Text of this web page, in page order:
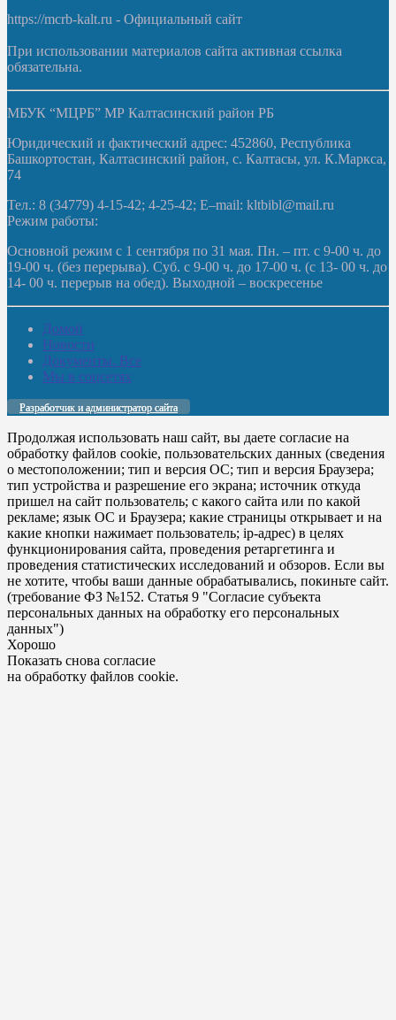
https://mcrb-kalt.ru - Официальный сайт
При использовании материалов сайта активная ссылка
обязательна.
МБУК “МЦРБ” МР Калтасинский район РБ
Юридический и фактический адрес: 452860, Республика
Башкортостан, Калтасинский район, с. Калтасы, ул. К.Маркса,
74
Тел.: 8 (34779) 4-15-42; 4-25-42; E–mail: kltbibl@mail.ru
Режим работы:
Основной режим с 1 сентября по 31 мая. Пн. – пт. с 9-00 ч. до
19-00 ч. (без перерыва). Суб. с 9-00 ч. до 17-00 ч. (с 13- 00 ч. до
14- 00 ч. перерыв на обед). Выходной – воскресенье
Домой
Новости
Документы. Все
Мы в соцсетях
Разработчик и администратор сайта
Продолжая использовать наш сайт, вы даете согласие на
обработку файлов cookie, пользовательских данных (сведения
о местоположении; тип и версия ОС; тип и версия Браузера;
тип устройства и разрешение его экрана; источник откуда
пришел на сайт пользователь; с какого сайта или по какой
рекламе; язык ОС и Браузера; какие страницы открывает и на
какие кнопки нажимает пользователь; ip-адрес) в целях
функционирования сайта, проведения ретаргетинга и
проведения статистических исследований и обзоров. Если вы
не хотите, чтобы ваши данные обрабатывались, покиньте сайт.
(требование ФЗ №152. Статья 9 "Согласие субъекта
персональных данных на обработку его персональных
данных")
Хорошо
Показать снова согласие
на обработку файлов cookie.